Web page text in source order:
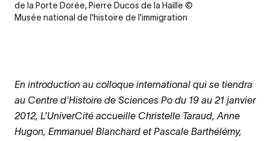
de la Porte Dorée, Pierre Ducos de la Haille ©
Musée national de l'histoire de l'immigration
En introduction au colloque international qui se tiendra
au Centre d'Histoire de Sciences Po du 19 au 21 janvier
2012, L’UniverCité accueille Christelle Taraud, Anne
Hugon, Emmanuel Blanchard et Pascale Barthélémy,